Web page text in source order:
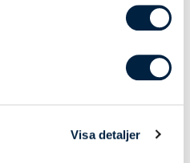
Visa detaljer
500
7,20
0,00 0,00